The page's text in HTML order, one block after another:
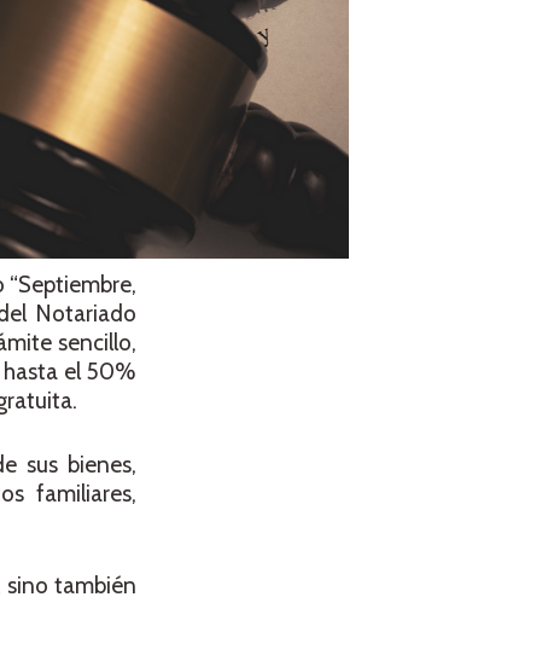
Notariado
sencillo,
el 50%
sus bienes,
familiares,
también